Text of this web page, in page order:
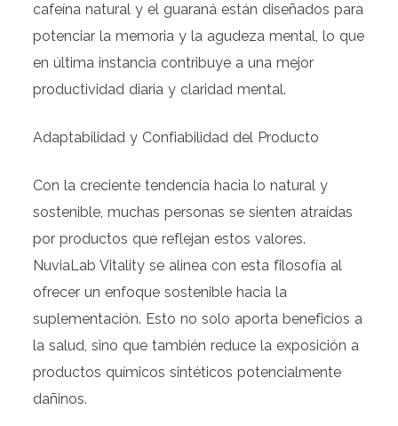
cafeína natural y el guaraná están diseñados para
potenciar la memoria y la agudeza mental, lo que
en última instancia contribuye a una mejor
productividad diaria y claridad mental.
Adaptabilidad y Confiabilidad del Producto
Con la creciente tendencia hacia lo natural y
sostenible, muchas personas se sienten atraídas
por productos que reflejan estos valores.
NuviaLab Vitality se alinea con esta filosofía al
ofrecer un enfoque sostenible hacia la
suplementación. Esto no solo aporta beneficios a
la salud, sino que también reduce la exposición a
productos químicos sintéticos potencialmente
dañinos.